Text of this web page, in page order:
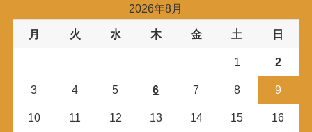
2026年8月
月 火 水 木 金 土 日
1 2
3 4 5 6 7 8 9
10 11 12 13 14 15 16